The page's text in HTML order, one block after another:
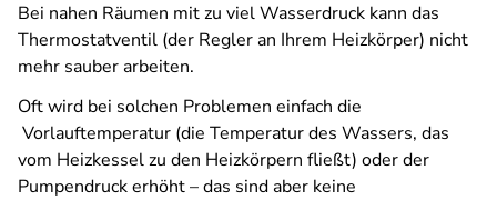
Bei nahen Räumen mit zu viel Wasserdruck kann das
Thermostatventil (der Regler an Ihrem Heizkörper) nicht
mehr sauber arbeiten.
Oft wird bei solchen Problemen einfach die
Vorlauftemperatur (die Temperatur des Wassers, das
vom Heizkessel zu den Heizkörpern fließt) oder der
Pumpendruck erhöht – das sind aber keine